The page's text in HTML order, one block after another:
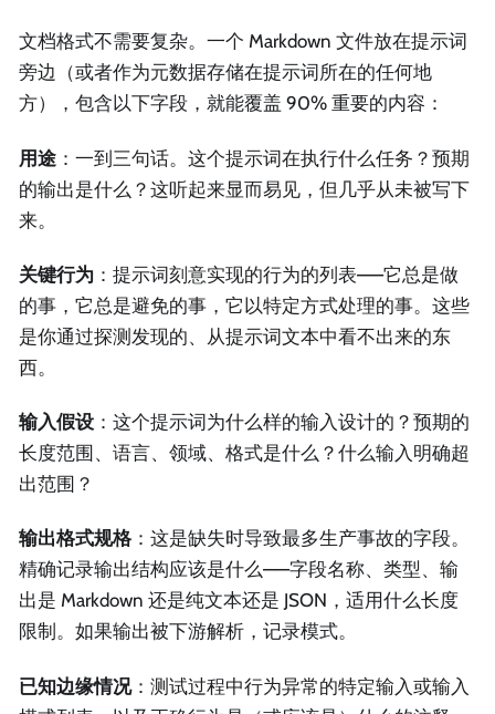
文档格式不需要复杂。一个 Markdown 文件放在提示词
旁边（或者作为元数据存储在提示词所在的任何地
方），包含以下字段，就能覆盖 90% 重要的内容：
用途 ：一到三句话。这个提示词在执行什么任务？预期
的输出是什么？这听起来显而易见，但几乎从未被写下
来。
关键行为 ：提示词刻意实现的行为的列表——它总是做
的事，它总是避免的事，它以特定方式处理的事。这些
是你通过探测发现的、从提示词文本中看不出来的东
西。
输入假设 ：这个提示词为什么样的输入设计的？预期的
长度范围、语言、领域、格式是什么？什么输入明确超
出范围？
输出格式规格 ：这是缺失时导致最多生产事故的字段。
精确记录输出结构应该是什么——字段名称、类型、输
出是 Markdown 还是纯文本还是 JSON，适用什么长度
限制。如果输出被下游解析，记录模式。
已知边缘情况：测试过程中行为异常的特定输入或输入